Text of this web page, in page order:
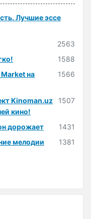
Лучшие эссе
2563
1588
Market на
1566
Kinoman.uz
кино!
1507
дорожает
1431
мелодии
1381